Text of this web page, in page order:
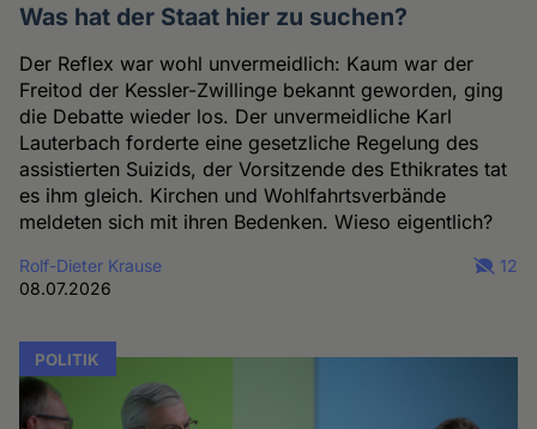
Was hat der Staat hier zu suchen?
Der Reflex war wohl unvermeidlich: Kaum war der
Freitod der Kessler-Zwillinge bekannt geworden, ging
die Debatte wieder los. Der unvermeidliche Karl
Lauterbach forderte eine gesetzliche Regelung des
assistierten Suizids, der Vorsitzende des Ethikrates tat
es ihm gleich. Kirchen und Wohlfahrtsverbände
meldeten sich mit ihren Bedenken. Wieso eigentlich?
Rolf-Dieter Krause
08.07.2026
12
POLITIK